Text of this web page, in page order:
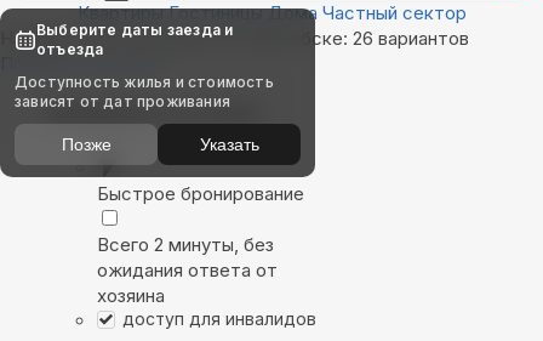
Квартиры Гостиницы Дома Частный сектор
Найдём, где остановиться в Витебске: 26 вариантов
Показать на карте
Выбирайте лучшее
Быстрое бронирование
Всего 2 минуты, без
ожидания ответа от
хозяина
доступ для инвалидов
Выберите даты заезда и
отъезда
Доступность жилья и стоимость
зависят от дат проживания
Позже Указать